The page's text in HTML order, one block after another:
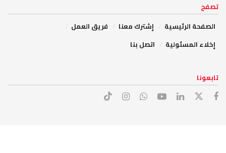
تصفح
الصفحة الرئيسية
إشترك معنا
فريق العمل
إخلاء المسئولية
اتصل بنا
تابعونا